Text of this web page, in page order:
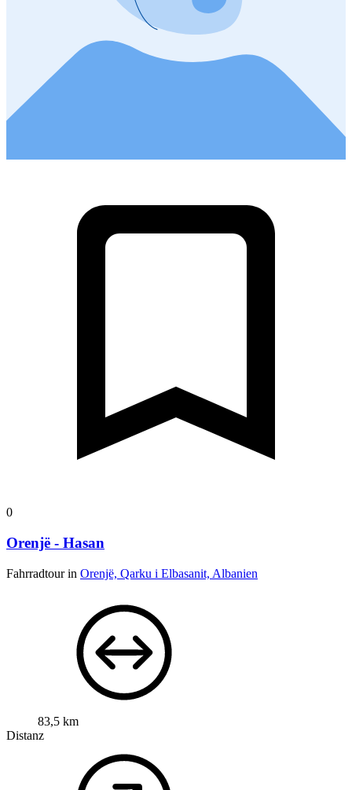
0
Orenjë - Hasan
Fahrradtour in Orenjë, Qarku i Elbasanit, Albanien
83,5 km
Distanz